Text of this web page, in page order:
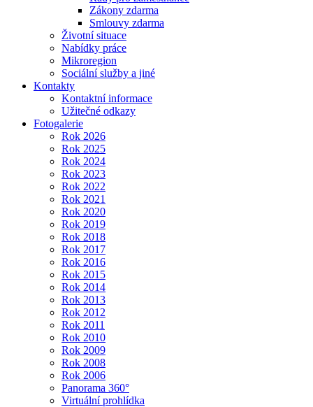
Zákony zdarma
Smlouvy zdarma
Životní situace
Nabídky práce
Mikroregion
Sociální služby a jiné
Kontakty
Kontaktní informace
Užitečné odkazy
Fotogalerie
Rok 2026
Rok 2025
Rok 2024
Rok 2023
Rok 2022
Rok 2021
Rok 2020
Rok 2019
Rok 2018
Rok 2017
Rok 2016
Rok 2015
Rok 2014
Rok 2013
Rok 2012
Rok 2011
Rok 2010
Rok 2009
Rok 2008
Rok 2006
Panorama 360°
Virtuální prohlídka